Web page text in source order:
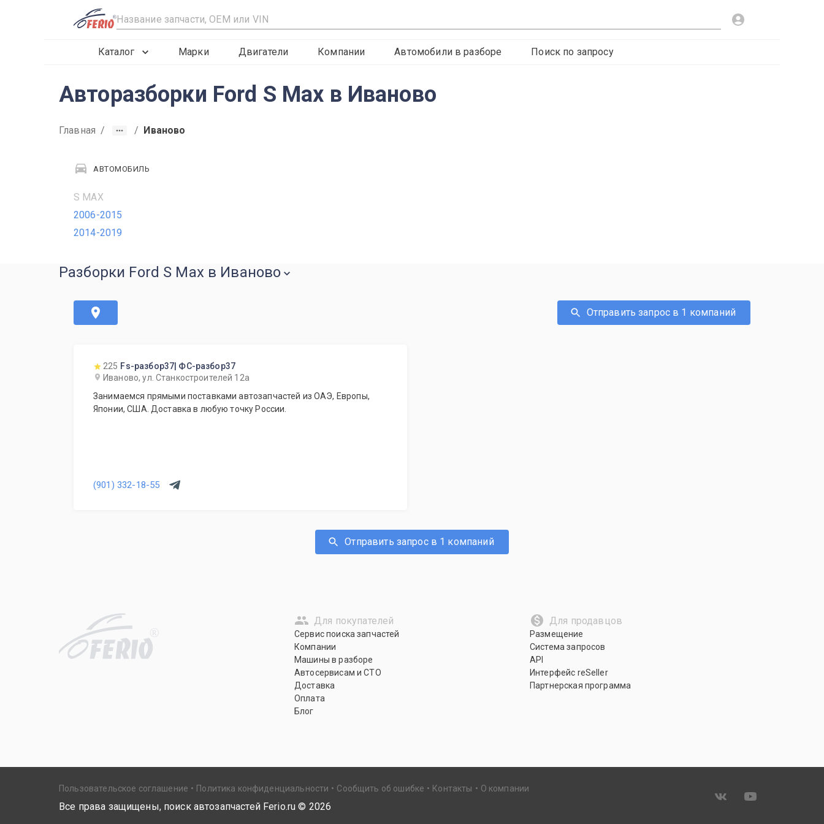
R
Каталог Марки Двигатели Компании Автомобили в разборе Поиск по запросу
Авторазборки Ford S Max в Иваново
Главная / / Иваново
АВТОМОБИЛЬ
S MAX
2006-2015
2014-2019
Разборки Ford S Max в Иваново
Отправить запрос в 1 компаний
225 Fs-разбор37| ФС-разбор37
Иваново, ул. Станкостроителей 12а
Занимаемся прямыми поставками автозапчастей из ОАЭ, Европы,
Японии, США. Доставка в любую точку России.
(901) 332-18-55
Отправить запрос в 1 компаний
R
Для покупателей
Сервис поиска запчастей
Компании
Машины в разборе
Автосервисам и СТО
Доставка
Оплата
Блог
Для продавцов
Размещение
Система запросов
API
Интерфейс reSeller
Партнерская программа
Пользовательское соглашение Политика конфиденциальности Сообщить об ошибке Контакты О компании
Все права защищены, поиск автозапчастей Ferio.ru © 2026